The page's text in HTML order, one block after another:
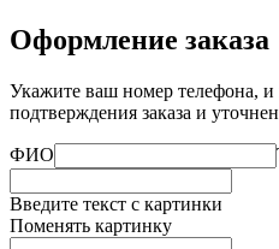
Оформление заказа
Укажите ваш номер телефона,
подтверждения заказа и
ФИО
Введите текст с картинки
Поменять картинку